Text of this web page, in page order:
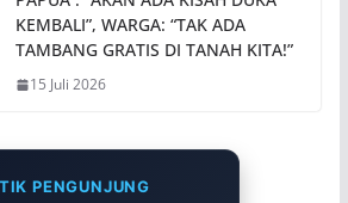
KEMBALI”, WARGA: “TAK ADA
TAMBANG GRATIS DI TANAH KITA!”
15 Juli 2026
PENGUNJUNG